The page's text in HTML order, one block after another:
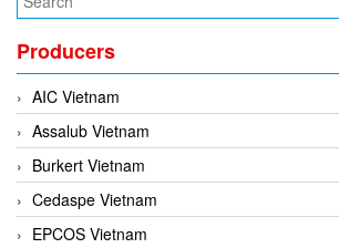
Producers
AIC Vietnam
Assalub Vietnam
Burkert Vietnam
Cedaspe Vietnam
EPCOS Vietnam